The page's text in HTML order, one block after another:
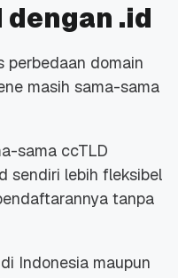
dengan .id
perbedaan domain
masih sama-sama
sama ccTLD
sendiri lebih fleksibel
tanpa
Indonesia maupun